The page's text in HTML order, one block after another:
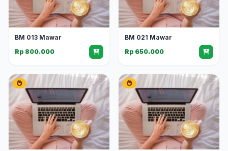
BM 013 Mawar
Rp 800.000
BM 021 Mawar
Rp 650.000